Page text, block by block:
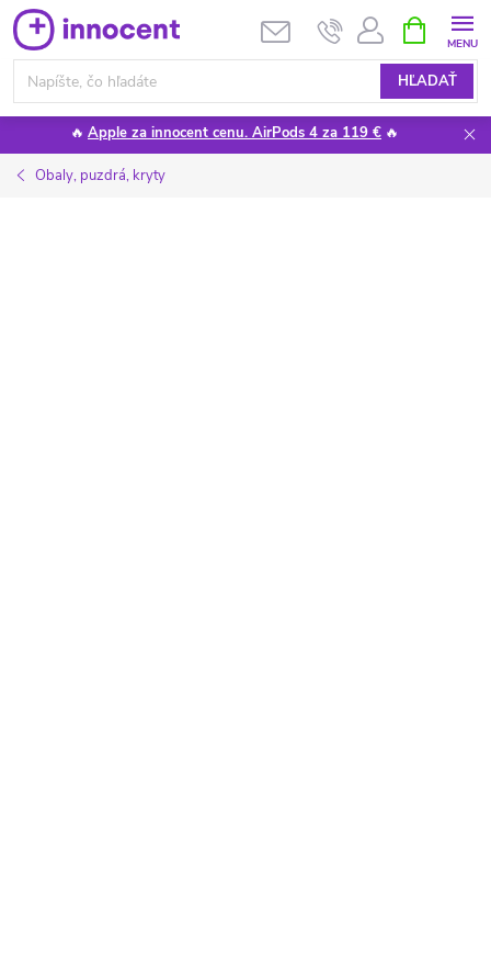
Prejsť
na
obsah
HĽADAŤ
KOŠÍK
🔥 Apple za innocent cenu. AirPods 4 za 119 € 🔥
Obaly, puzdrá, kryty